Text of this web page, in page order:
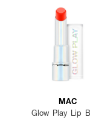
MAC
Glow Play Lip